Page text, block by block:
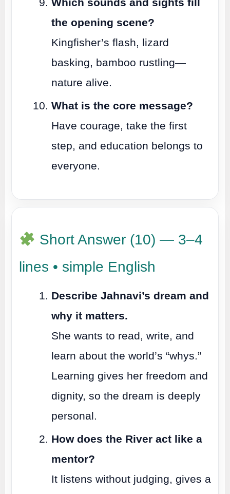
Which sounds and sights fill
the opening scene?
Kingfisher’s flash, lizard
basking, bamboo rustling—
nature alive.
What is the core message?
Have courage, take the first
step, and education belongs to
everyone.
Short Answer (10) — 3–4
lines • simple English
Describe Jahnavi’s dream and
why it matters.
She wants to read, write, and
learn about the world’s “whys.”
Learning gives her freedom and
dignity, so the dream is deeply
personal.
How does the River act like a
mentor?
It listens without judging, gives a